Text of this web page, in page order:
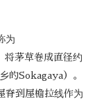
为
茅草卷成直径约
Sokagaya）。
脊到屋檐拉线作为